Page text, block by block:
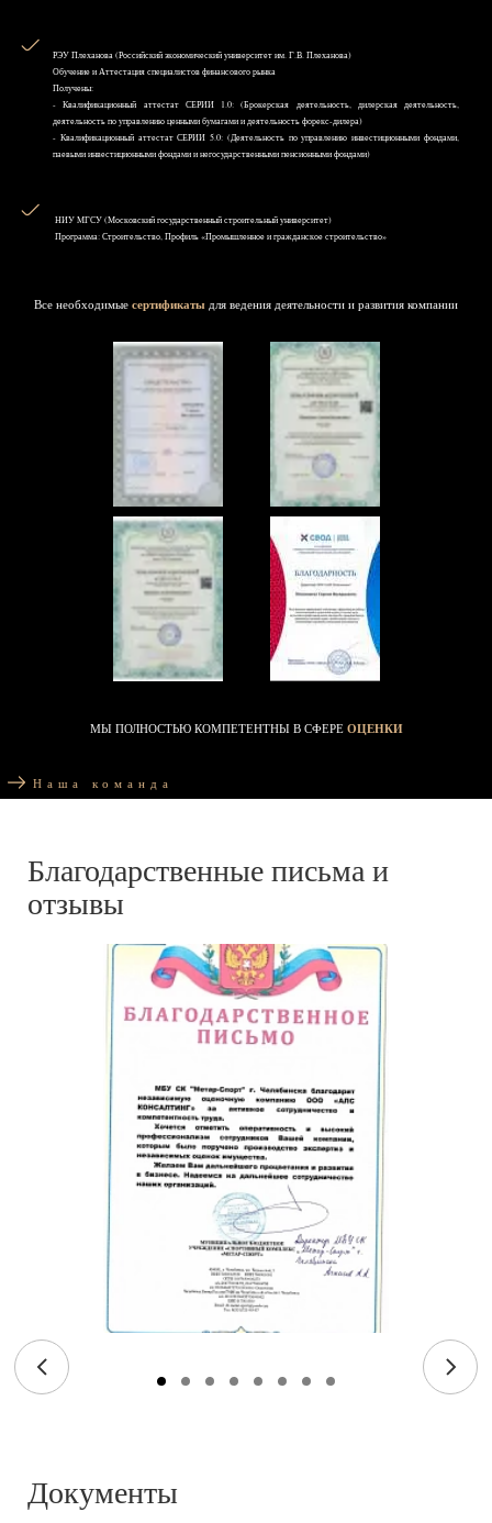
РЭУ Плеханова (Российский экономический университет им. Г.В. Плеханова)
Обучение и Аттестация специалистов финансового рынка
Получены:
- Квалификационный аттестат СЕРИИ 1.0: (Брокерская деятельность, дилерская деятельность,
деятельность по управлению ценными бумагами и деятельность форекс-дилера)
- Квалификационный аттестат СЕРИИ 5.0: (Деятельность по управлению инвестиционными фондами,
паевыми инвестиционными фондами и негосударственными пенсионными фондами)
НИУ MГСУ (Московский государственный строительный университет)
Программа: Строительство, Профиль «Промышленное и гражданское строительство»
Все необходимые сертификаты для ведения деятельности и развития компании
МЫ ПОЛНОСТЬЮ КОМПЕТЕНТНЫ В СФЕРЕ ОЦЕНКИ
Наша команда
Благодарственные письма и
отзывы
Документы